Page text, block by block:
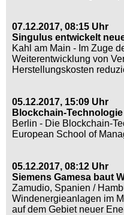
07.12.2017, 08:15 Uhr
Singulus entwickelt
Kahl am Main - Im Zuge
Weiterentwicklung von
Herstellungskosten
05.12.2017, 15:09 Uhr
Blockchain-
Berlin - Die Blockchain-
European School of
05.12.2017, 08:12 Uhr
Siemens Gamesa baut
Zamudio, Spanien /
Windenergieanlagen im
auf dem Gebiet neuer